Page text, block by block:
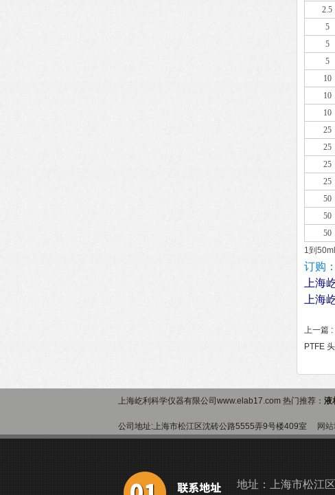
2.5
5
5
5
10
10
10
25
25
25
25
50
50
50
1到50ml
订购：
上海
上海
上一篇 :
PTFE
上海屹利科学仪器有限公司www.elab17.com 热门推荐： 液
公司地址:上海市松江区沈砖公路5555弄9号楼409室 网
地址：上海市松江